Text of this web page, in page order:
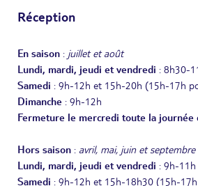
Réception
En saison : juillet et août
Lundi, mardi, jeudi et vendredi : 8h30-
Samedi : 9h-12h et 15h-20h (15h-17h
Dimanche : 9h-12h
Fermeture le mercredi toute la journée
Hors saison : avril, mai, juin et septembre
Lundi, mardi, jeudi et vendredi : 9h-
Samedi : 9h-12h et 15h-18h30 (15h-17h